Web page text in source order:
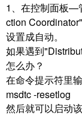
1、在控制面板—
ction
设置成自动。
如果遇到
怎么办？
在命令提示符里
msdtc -resetlog
然后就可以启动该